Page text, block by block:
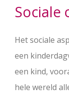
Sociale
Het sociale
een
een kind,
hele wereld